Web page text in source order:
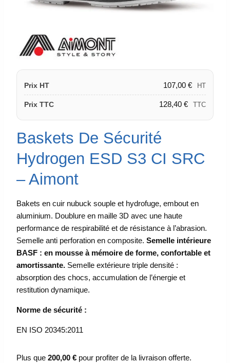
Prix HT 107,00 € HT
Prix TTC 128,40 € TTC
Baskets De Sécurité
Hydrogen ESD S3 CI SRC
– Aimont
Bakets en cuir nubuck souple et hydrofuge, embout en
aluminium. Doublure en maille 3D avec une haute
performance de respirabilité et de résistance à l’abrasion.
Semelle anti perforation en composite. Semelle intérieure
BASF : en mousse à mémoire de forme, confortable et
amortissante. Semelle extérieure triple densité :
absorption des chocs, accumulation de l’énergie et
restitution dynamique.
Norme de sécurité :
EN ISO 20345:2011
Plus que 200,00 € pour profiter de la livraison offerte.